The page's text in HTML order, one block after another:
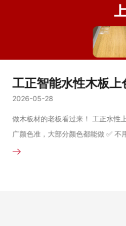
2026-05-28
做木板材的老板看过来！ 工正水性
广颜色准，大部分颜色都能做​ ✅ 不
按需打印，墨水不浪费，有效省材